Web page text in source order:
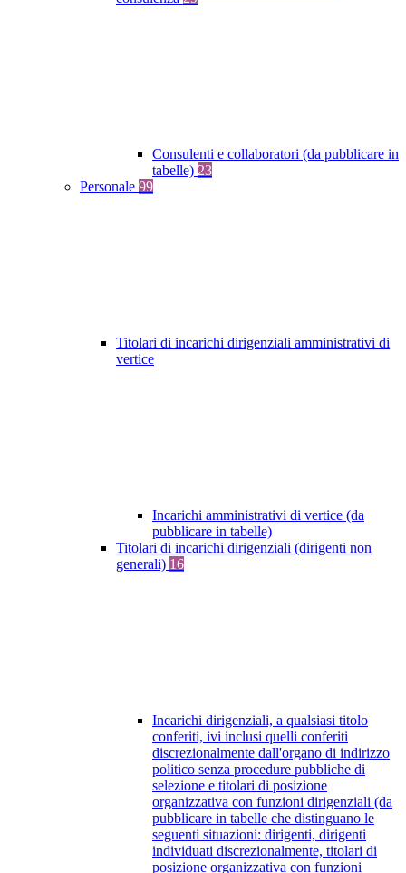
Consulenti e collaboratori (da pubblicare in
tabelle) 23
Personale 99
Titolari di incarichi dirigenziali amministrativi di
vertice
Incarichi amministrativi di vertice (da
pubblicare in tabelle)
Titolari di incarichi dirigenziali (dirigenti non
generali) 16
Incarichi dirigenziali, a qualsiasi titolo
conferiti, ivi inclusi quelli conferiti
discrezionalmente dall'organo di indirizzo
politico senza procedure pubbliche di
selezione e titolari di posizione
organizzativa con funzioni dirigenziali (da
pubblicare in tabelle che distinguano le
seguenti situazioni: dirigenti, dirigenti
individuati discrezionalmente, titolari di
posizione organizzativa con funzioni